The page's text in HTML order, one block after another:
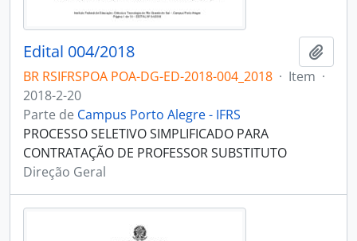
Edital 004/2018
BR RSIFRSPOA POA-DG-ED-2018-004_2018 · Item ·
2018-2-20
Parte de Campus Porto Alegre - IFRS
PROCESSO SELETIVO SIMPLIFICADO PARA
CONTRATAÇÃO DE PROFESSOR SUBSTITUTO
Direção Geral